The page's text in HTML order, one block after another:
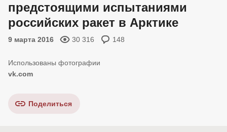
предстоящими испытаниями
российских ракет в Арктике
9 марта 2016 30 316 148
vk.com
Поделиться